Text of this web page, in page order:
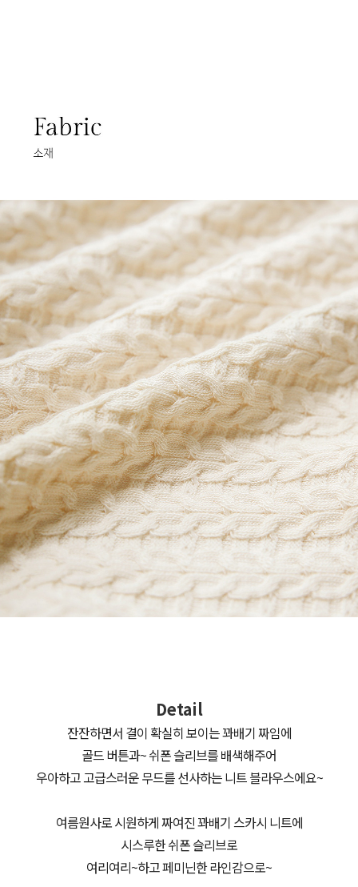
Detail
잔잔하면서 결이 확실히 보이는 꽈배기 짜임에
골드 버튼과~ 쉬폰 슬리브를 배색해주어
우아하고 고급스러운 무드를 선사하는 니트 블라우스에요~
여름원사로 시원하게 짜여진 꽈배기 스카시 니트에
시스루한 쉬폰 슬리브로
여리여리~하고 페미닌한 라인감으로~